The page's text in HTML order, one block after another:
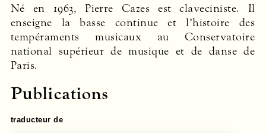
Né en 1963, Pierre Cazes est claveciniste. Il
enseigne la basse continue et l’histoire des
tempéraments musicaux au Conservatoire
national supérieur de musique et de danse de
Paris.
Publications
traducteur de